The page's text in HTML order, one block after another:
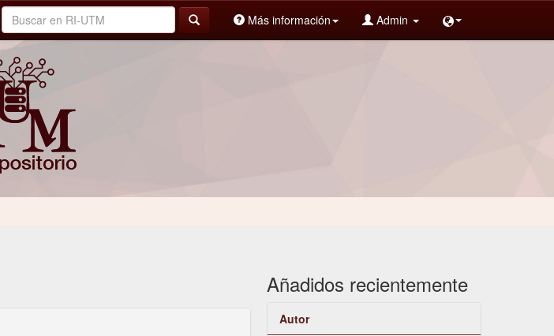
Más información Admin
Añadidos recientemente
Autor